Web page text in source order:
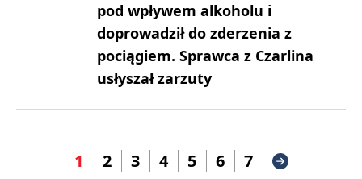
pod wpływem alkoholu i
doprowadził do zderzenia z
pociągiem. Sprawca z Czarlina
usłyszał zarzuty
1 2 3 4 5 6 7